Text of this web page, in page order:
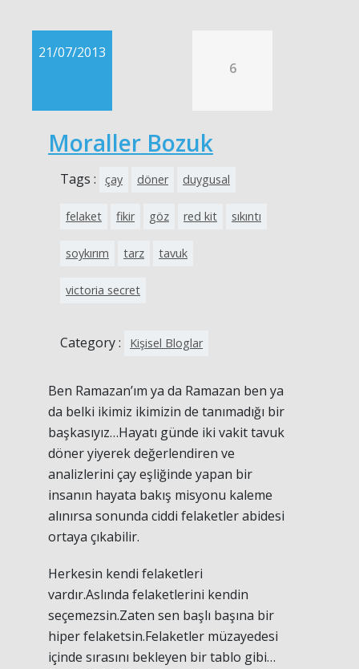
21/07/2013
6
Moraller Bozuk
Tags : çay döner duygusal
felaket fikir göz red kit sıkıntı
soykırım tarz tavuk
victoria secret
Category : Kişisel Bloglar
Ben Ramazan’ım ya da Ramazan ben ya
da belki ikimiz ikimizin de tanımadığı bir
başkasıyız…Hayatı günde iki vakit tavuk
döner yiyerek değerlendiren ve
analizlerini çay eşliğinde yapan bir
insanın hayata bakış misyonu kaleme
alınırsa sonunda ciddi felaketler abidesi
ortaya çıkabilir.
Herkesin kendi felaketleri
vardır.Aslında felaketlerini kendin
seçemezsin.Zaten sen başlı başına bir
hiper felaketsin.Felaketler müzayedesi
içinde sırasını bekleyen bir tablo gibi…